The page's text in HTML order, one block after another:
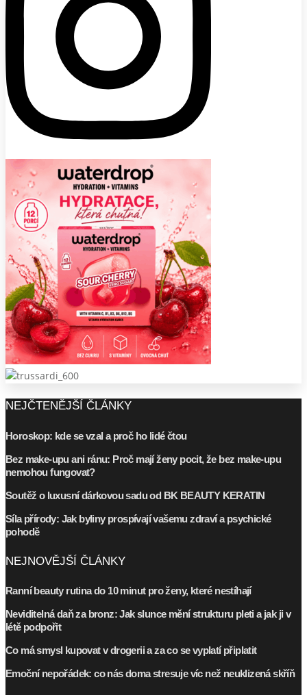
NEJČTENĚJŠÍ ČLÁNKY
Horoskop: kde se vzal a proč ho lidé čtou
Bez make-upu ani ránu: Proč mají ženy pocit, že bez make-upu
nemohou fungovat?
Soutěž o luxusní dárkovou sadu od BK BEAUTY KERATIN
Síla přírody: Jak byliny prospívají vašemu zdraví a psychické
pohodě
NEJNOVĚJŠÍ ČLÁNKY
Ranní beauty rutina do 10 minut pro ženy, které nestíhají
Neviditelná daň za bronz: Jak slunce mění strukturu pleti a jak ji v
létě podpořit
Co má smysl kupovat v drogerii a za co se vyplatí připlatit
Emoční nepořádek: co nás doma stresuje víc než neuklizená skříň